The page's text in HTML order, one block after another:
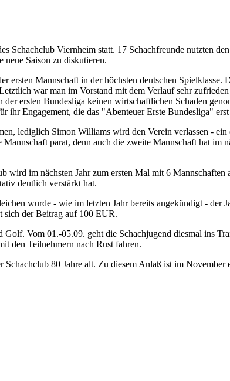
Schachclub Viernheim statt. 17 Schachfreunde nutzten
neue Saison zu diskutieren.
ersten Mannschaft in der höchsten deutschen
war man im Vorstand mit dem Verlauf sehr
ersten Bundesliga keinen wirtschaftlichen Schaden
ihr Engagement, die das "Abenteuer Erste Bundesliga"
lediglich Simon Williams wird den Verein verlassen -
parat, denn auch die zweite Mannschaft hat im
wird im nächsten Jahr zum ersten Mal mit 6
deutlich verstärkt hat.
wurde - wie im letzten Jahr bereits angekündigt -
sich der Beitrag auf 100 EUR.
Vom 01.-05.09. geht die Schachjugend diesmal ins
den Teilnehmern nach Rust fahren.
80 Jahre alt. Zu diesem Anlaß ist im November